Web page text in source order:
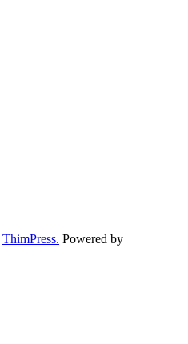
ThimPress. Powered by